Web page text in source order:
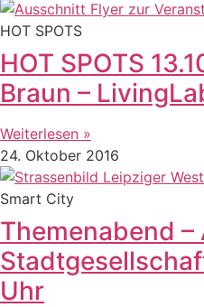
HOT SPOTS
HOT SPOTS
Braun –
Weiterlesen »
24. Oktober 2016
Smart City
Themenabend –
Uhr